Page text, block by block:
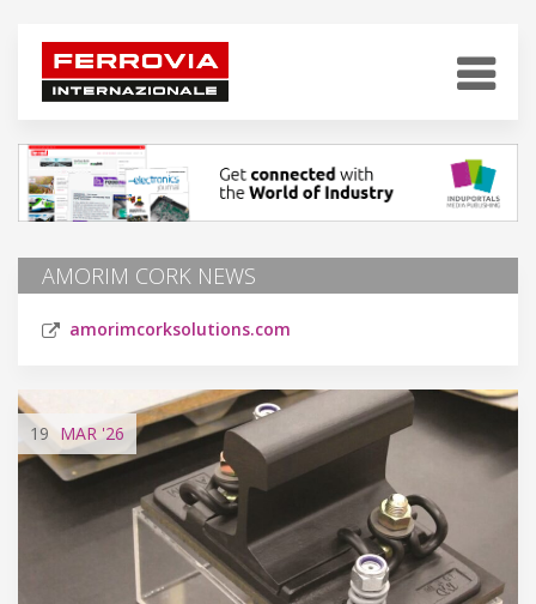
AMORIM CORK NEWS
amorimcorksolutions.com
19 MAR '26